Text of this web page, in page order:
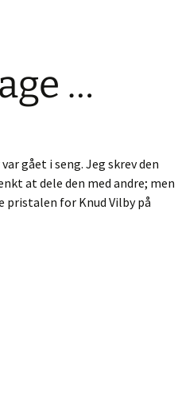
…
gået i seng. Jeg skrev den
at dele den med andre; men
pristalen for Knud Vilby på